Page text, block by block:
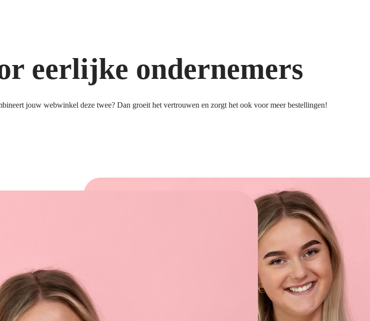
eerlijke ondernemers
jouw webwinkel deze twee? Dan groeit het vertrouwen en zorgt het ook voor meer bestellingen!